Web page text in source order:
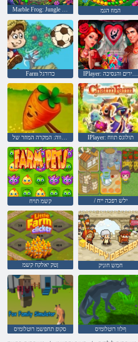
Marble Frog: Jungle Ball Blast המוז הגמ
Farm כדורגל IPlayer: פידליטי: אבירים והנסיכה
IPlayer: תולוגס תווח
קשמ תויח / ילש רפכה ייח
ןטק יאלקח קשמ חמש חוניק
סקופ תחפשמ רוטלומיס ףלוו רוטלומיס